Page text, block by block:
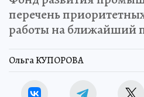
перечень
работы на ближайший
Ольга КУПОРОВА